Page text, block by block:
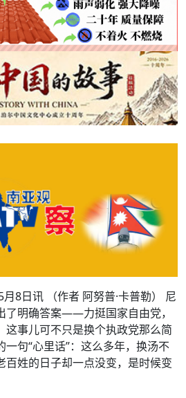
8日讯 （作者 阿努普·卡普勒） 尼
了明确答案——力挺国家自由党，
这事儿可不只是换个执政党那么简
句“心里话”：这么多年，换汤不
百姓的日子却一点没变，是时候变